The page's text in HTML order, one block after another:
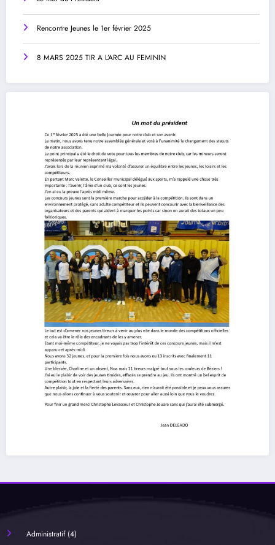
Rencontre Jeunes le 1er février 2025
8 MARS 2025 TIR A L’ARC AU FEMININ
Administratif(4)